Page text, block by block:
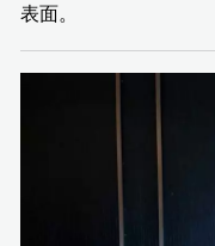
表面。